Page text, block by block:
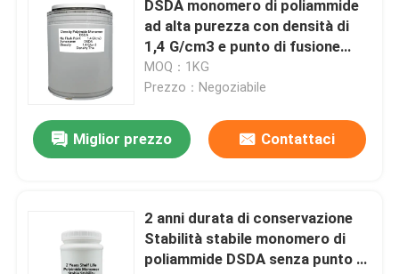
Prodotti chimici speciali
DSDA monomero di poliammide
ad alta purezza con densità di
1,4 G/cm3 e punto di fusione
300-310°C per la sintesi di
resine
MOQ：1KG
Prezzo：Negoziabile
Miglior prezzo Contattaci
2 anni durata di conservazione
Stabilità stabile monomero di
poliammide DSDA senza punto di